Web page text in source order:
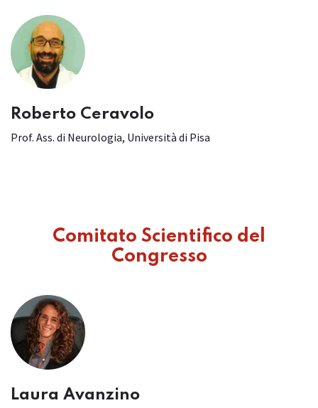
Roberto Ceravolo
Prof. Ass. di Neurologia, Università di Pisa
Comitato Scientifico del
Congresso
Laura Avanzino